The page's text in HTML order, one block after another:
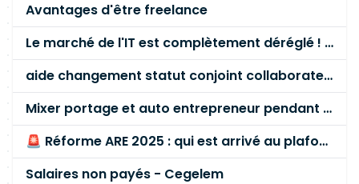
Avantages d'être freelance
Le marché de l'IT est complètement déréglé ! STOP à cette mascarade ! Il faut s'unir et résister !
aide changement statut conjoint collaborateur
Mixer portage et auto entrepreneur pendant des années - quel risque ?
🚨 Réforme ARE 2025 : qui est arrivé au plafond des 60 % en gardant son entreprise ?
Salaires non payés - Cegelem